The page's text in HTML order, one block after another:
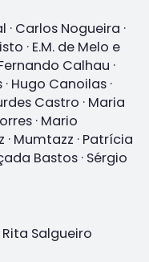
Carlos Nogueira ·
· E.M. de Melo e
Calhau ·
Hugo Canoilas ·
Castro · Maria
· Mario
· Mumtazz · Patrícia
Bastos · Sérgio
Rita Salgueiro